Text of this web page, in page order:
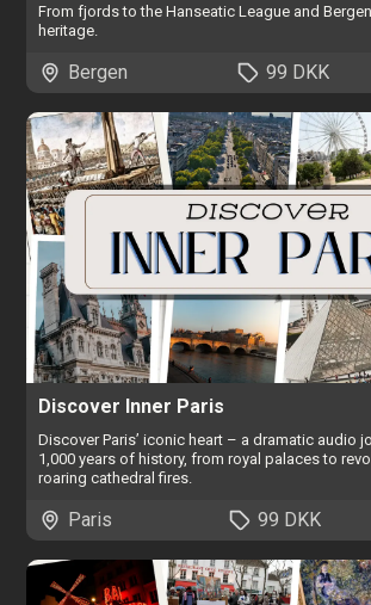
From fjords to the Hanseatic League and
heritage.
Bergen 99 DKK
Discover Inner Paris
Discover Paris’ iconic heart – a dramatic audio
1,000 years of history, from royal palaces to
roaring cathedral fires.
Paris 99 DKK